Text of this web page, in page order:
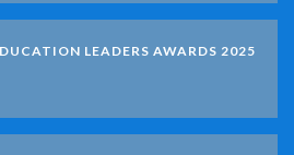
LEADERS AWARDS 2025